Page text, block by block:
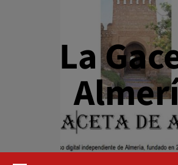
La